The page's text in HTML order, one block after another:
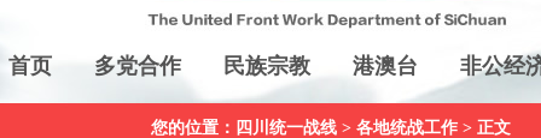
首页 多党合作 民族宗教 港澳台 非公经
您的位置： 四川统一战线 > 各地统战工作 > 正文